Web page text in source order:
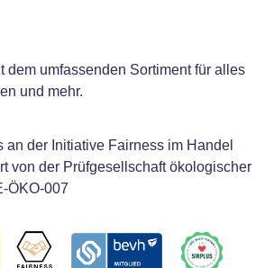
dem umfassenden Sortiment für alles
und mehr.
an der Initiative Fairness im Handel
von der Prüfgesellschaft ökologischer
ÖKO-007